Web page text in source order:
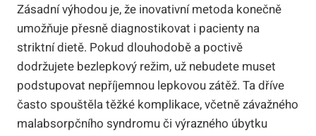
Zásadní výhodou je, že inovativní metoda konečně
umožňuje přesně diagnostikovat i pacienty na
striktní dietě. Pokud dlouhodobě a poctivě
dodržujete bezlepkový režim, už nebudete muset
podstupovat nepříjemnou lepkovou zátěž. Ta dříve
často spouštěla těžké komplikace, včetně závažného
malabsorpčního syndromu či výrazného úbytku